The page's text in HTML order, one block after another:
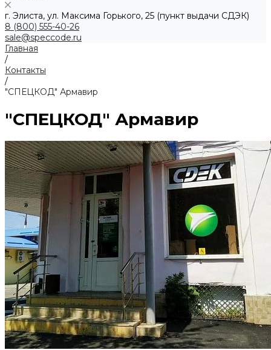
г. Элиста, ул. Максима Горького, 25 (пункт выдачи СДЭК)
8 (800) 555-40-26
sale@speccode.ru
Главная
/
Контакты
/
"СПЕЦКОД" Армавир
"СПЕЦКОД" Армавир